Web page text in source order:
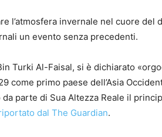
l’atmosfera invernale nel cuore del
un evento senza precedenti.
Turki Al-Faisal, si è dichiarato
come primo paese dell’Asia
parte di Sua Altezza Reale il
dal The Guardian.